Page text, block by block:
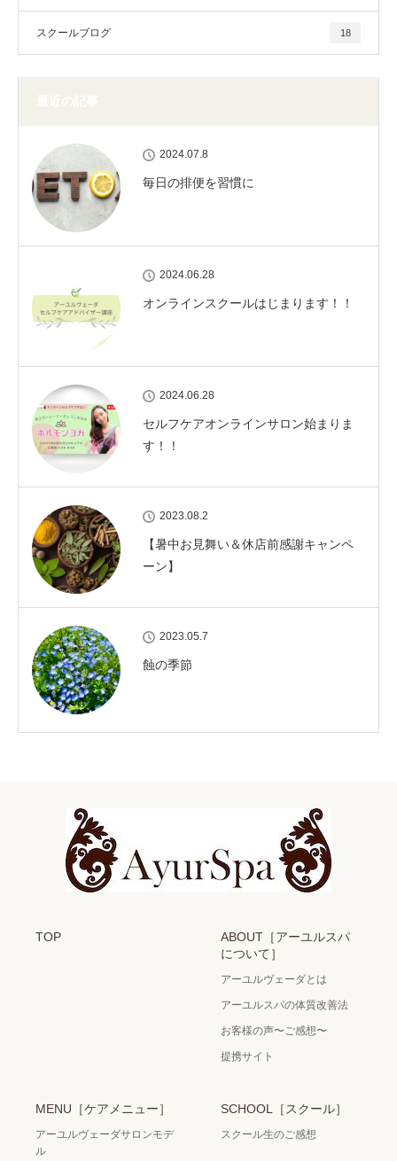
スクールブログ 18
2024.07.8
毎日の排便を習慣に
2024.06.28
オンラインスクールはじまります！！
2024.06.28
セルフケアオンラインサロン始まりま
す！！
2023.08.2
【暑中お見舞い＆休店前感謝キャンペ
ーン】
2023.05.7
蝕の季節
TOP
ABOUT［アーユルスパ
について］
アーユルヴェーダとは
アーユルスパの体質改善法
お客様の声〜ご感想〜
提携サイト
MENU［ケアメニュー］
アーユルヴェーダサロンモデ
ル
SCHOOL［スクール］
スクール生のご感想